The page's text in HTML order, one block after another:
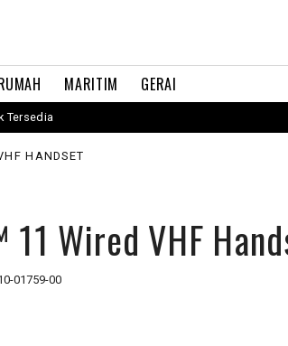
MARITIM GERAI
Tersedia
HANDSET
11 Wired VHF
01759-00